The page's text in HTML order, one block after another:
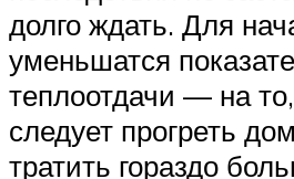
долго ждать. Для
уменьшатся
теплоотдачи — на
следует прогреть
тратить гораздо